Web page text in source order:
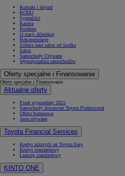
Kontakt i dojazd
RODO
Sygnaliści
Kariera
Konkurs
O stacji dilerskiej
Rekomendacje
Zobacz nasz salon od środka
Salon
Samochody Używane
Wypożyczalnia samochodów
Oferty specjalne i Finansowanie
Oferty specjalne i Finansowanie
Aktualne oferty
Finał wyprzedaży 2025
Samochody dostawcze Toyota Professional
Oferta biznesowa
Auta używane
Toyota Financial Services
Kredyt niższych rat Toyota Easy
Kredyt standardowy
Leasing standardowy
KINTO ONE